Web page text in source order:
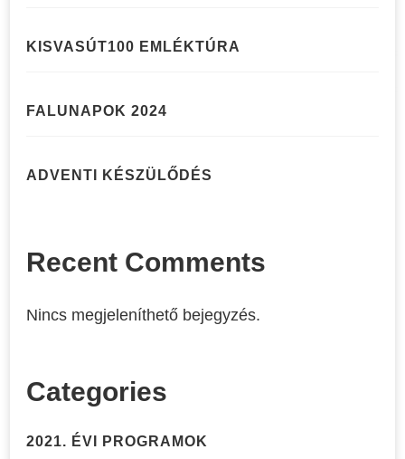
KISVASÚT100 EMLÉKTÚRA
FALUNAPOK 2024
ADVENTI KÉSZÜLŐDÉS
Recent Comments
Nincs megjeleníthető bejegyzés.
Categories
2021. ÉVI PROGRAMOK